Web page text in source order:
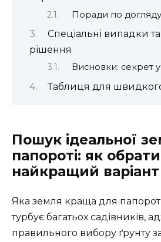
Поради по
Спеціальні випадки
рішення
Висновки: секрет
Таблиця для
Пошук ідеальної
папороті: як обрати
найкращий варіант
Яка земля краща для
турбує багатьох садівників,
правильного вибору ґрунту